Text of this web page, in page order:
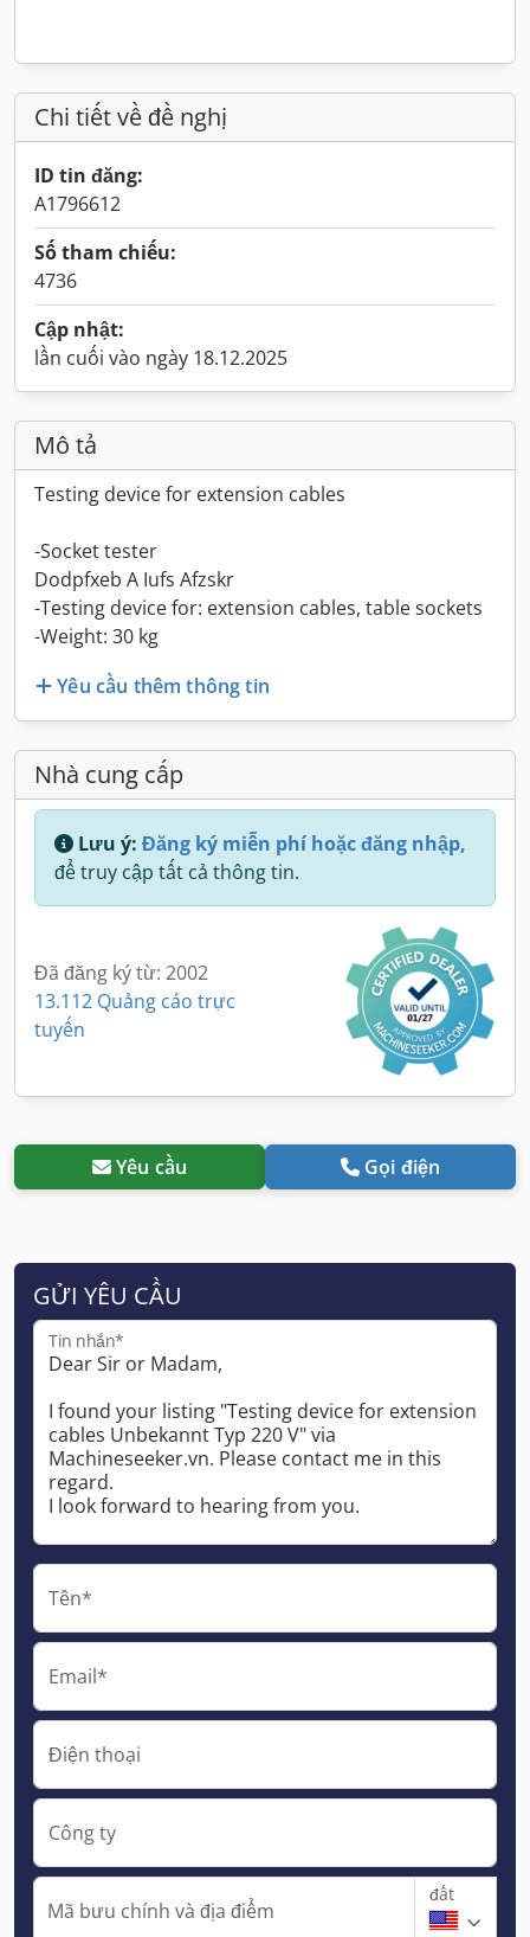
Chi tiết về đề nghị
ID tin đăng:
A1796612
Số tham chiếu:
4736
Cập nhật:
lần cuối vào ngày 18.12.2025
Mô tả
Testing device for extension cables
-Socket tester
Dodpfxeb A Iufs Afzskr
-Testing device for: extension cables, table sockets
-Weight: 30 kg
Yêu cầu thêm thông tin
Nhà cung cấp
Lưu ý: Đăng ký miễn phí hoặc đăng nhập,
để truy cập tất cả thông tin.
Đã đăng ký từ: 2002
13.112 Quảng cáo trực
tuyến
Yêu cầu Gọi điện
GỬI YÊU CẦU
Tin nhắn*
Tên*
Email*
Điện thoại
Công ty
Mã bưu chính và địa điểm
đất